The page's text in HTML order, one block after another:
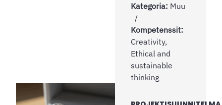
Kategoria: Muu
Kompetenssit:
Creativity,
Ethical and
sustainable
thinking